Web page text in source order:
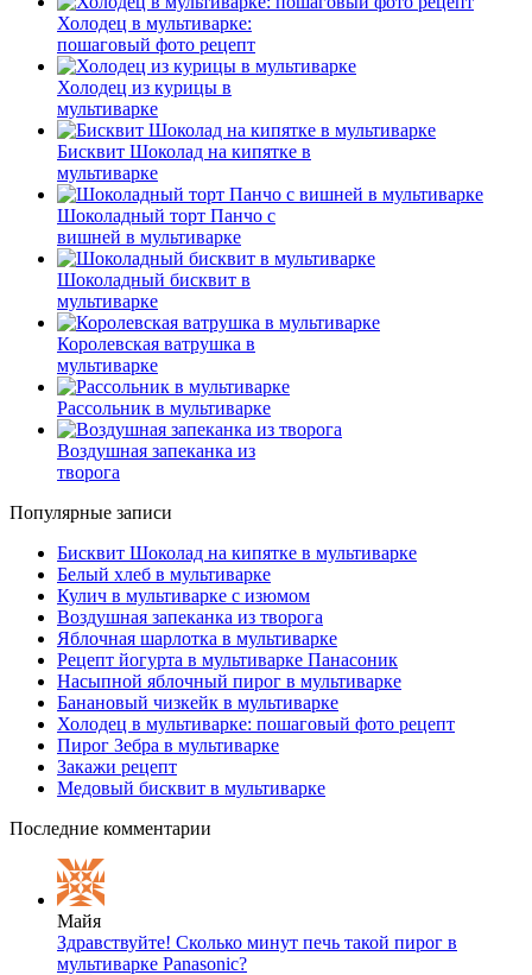
Холодец в мультиварке:
пошаговый фото рецепт
Холодец из курицы в
мультиварке
Бисквит Шоколад на кипятке в
мультиварке
Шоколадный торт Панчо с
вишней в мультиварке
Шоколадный бисквит в
мультиварке
Королевская ватрушка в
мультиварке
Рассольник в мультиварке
Воздушная запеканка из
творога
Популярные записи
Бисквит Шоколад на кипятке в мультиварке
Белый хлеб в мультиварке
Кулич в мультиварке с изюмом
Воздушная запеканка из творога
Яблочная шарлотка в мультиварке
Рецепт йогурта в мультиварке Панасоник
Насыпной яблочный пирог в мультиварке
Банановый чизкейк в мультиварке
Холодец в мультиварке: пошаговый фото рецепт
Пирог Зебра в мультиварке
Закажи рецепт
Медовый бисквит в мультиварке
Последние комментарии
Майя
Здравствуйте! Сколько минут печь такой пирог в
мультиварке Panasonic?